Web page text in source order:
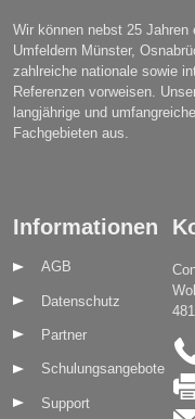
Wir können nebst 25
Umfeldern Münster,
zahlreiche nationale sowie
Referenzen vorweisen.
langjährige und
Fachgebieten aus.
Informationen
AGB
Datenschutz
Partner
Schulungsangebote
Support